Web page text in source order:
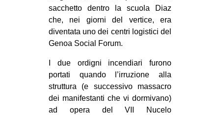
in
Fb
tw
bsky
sacchetto dentro la scuola Diaz
che, nei giorni del vertice, era
diventata uno dei centri logistici del
Genoa Social Forum.
I due ordigni incendiari furono
portati quando l’irruzione alla
struttura (e successivo massacro
dei manifestanti che vi dormivano)
ad opera del VII Nucelo